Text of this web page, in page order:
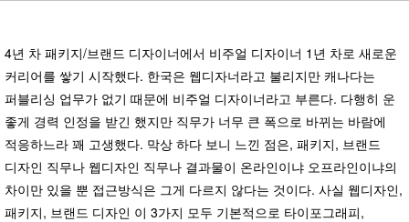
4년 차 패키지/브랜드 디자이너에서 비주얼 디자이너 1년 차로 새로운
커리어를 쌓기 시작했다. 한국은 웹디자너라고 불리지만 캐나다는
퍼블리싱 업무가 없기 때문에 비주얼 디자이너라고 부른다. 다행히 운
좋게 경력 인정을 받긴 했지만 직무가 너무 큰 폭으로 바뀌는 바람에
적응하느라 꽤 고생했다. 막상 하다 보니 느낀 점은, 패키지, 브랜드
디자인 직무나 웹디자인 직무나 결과물이 온라인이냐 오프라인이냐의
차이만 있을 뿐 접근방식은 그게 다르지 않다는 것이다. 사실 웹디자인,
패키지, 브랜드 디자인 이 3가지 모두 기본적으로 타이포그래피,